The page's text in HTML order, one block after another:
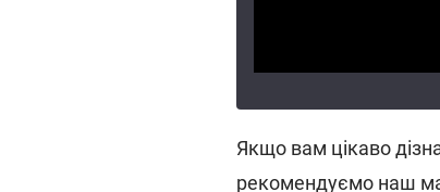
Якщо вам цікаво
рекомендуємо наш